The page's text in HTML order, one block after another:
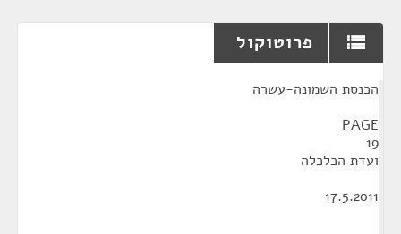
פרוטוקול
הכנסת השמונה-עשרה
PAGE
19
ועדת הכלכלה
17.5.2011